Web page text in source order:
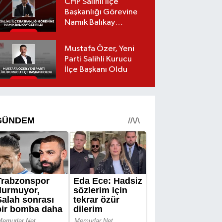
CHP Salihli İlçe
Başkanlığı Görevine
Namık Balıkay
Mustafa Özer, Yeni
Parti Salihli Kurucu
İlçe Başkanı Oldu